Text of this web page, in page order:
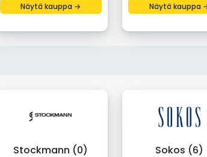
Näytä kauppa → Näytä kauppa
Stockmann (0) Sokos (6)